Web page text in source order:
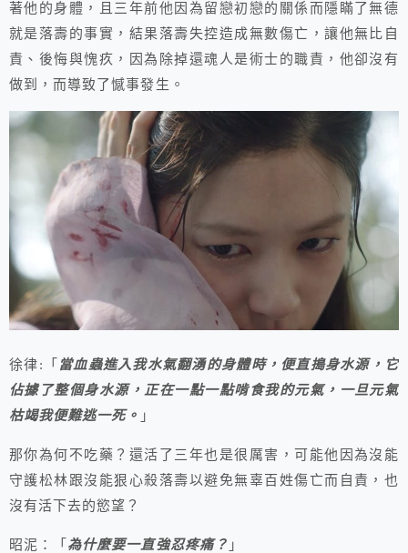
著他的身體，且三年前他因為留戀初戀的關係而隱瞞了無德
就是落壽的事實，結果落壽失控造成無數傷亡，讓他無比自
責、後悔與愧疚，因為除掉還魂人是術士的職責，他卻沒有
做到，而導致了憾事發生。
徐律:「 當血蟲進入我水氣翻湧的身體時，便直搗身水源，它
佔據了整個身水源，正在一點一點啃食我的元氣，一旦元氣
枯竭我便難逃一死。 」
那你為何不吃藥？還活了三年也是很厲害，可能他因為沒能
守護松林跟沒能狠心殺落壽以避免無辜百姓傷亡而自責，也
沒有活下去的慾望？
昭泥：「 為什麼要一直強忍疼痛？ 」